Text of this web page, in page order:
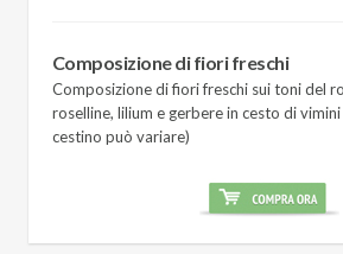
Composizione di fiori freschi
Composizione di fiori freschi sui toni del
roselline, lilium e gerbere in cesto di
cestino può variare)